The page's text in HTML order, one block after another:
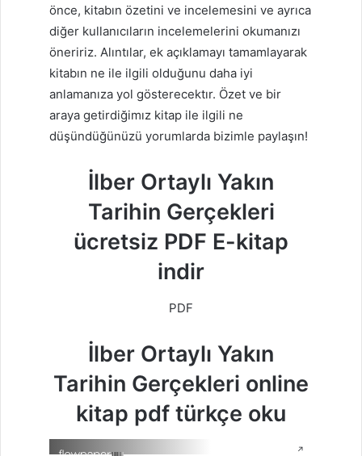
önce, kitabın özetini ve incelemesini ve ayrıca
diğer kullanıcıların incelemelerini okumanızı
öneririz. Alıntılar, ek açıklamayı tamamlayarak
kitabın ne ile ilgili olduğunu daha iyi
anlamanıza yol gösterecektır. Özet ve bir
araya getirdiğimız kitap ile ilgili ne
düşündüğünüzü yorumlarda bizimle paylaşın!
İlber Ortaylı Yakın
Tarihin Gerçekleri
ücretsiz PDF E-kitap
indir
PDF
İlber Ortaylı Yakın
Tarihin Gerçekleri online
kitap pdf türkçe oku
↗